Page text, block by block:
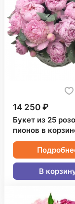
14 250 ₽
Букет из 25
пионов в
В